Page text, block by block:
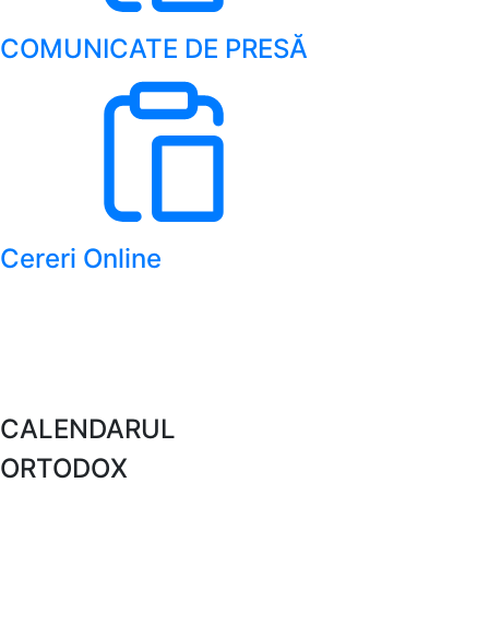
COMUNICATE DE PRESĂ
Cereri Online
CALENDARUL
ORTODOX